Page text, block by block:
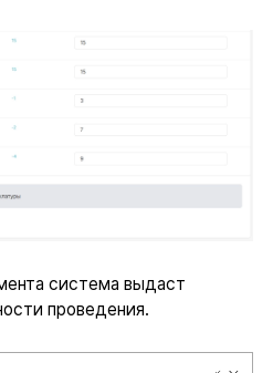
система выдаст
проведения.